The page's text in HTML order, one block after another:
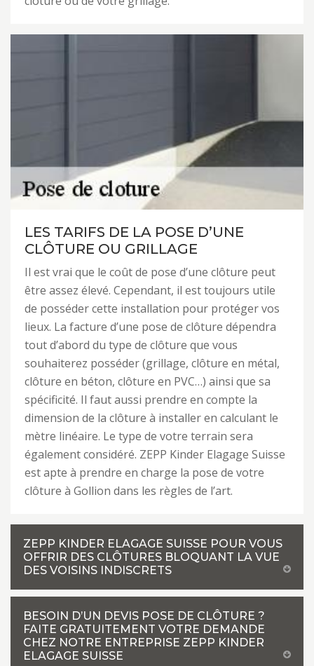
LES TARIFS DE LA POSE D’UNE
CLÔTURE OU GRILLAGE
Il est vrai que le coût de pose d’une clôture peut
être assez élevé. Cependant, il est toujours utile
de posséder cette installation pour protéger vos
lieux. La facture d’une pose de clôture dépendra
tout d’abord du type de clôture que vous
souhaiterez posséder (grillage, clôture en métal,
clôture en béton, clôture en PVC…) ainsi que sa
spécificité. Il faut aussi prendre en compte la
dimension de la clôture à installer en calculant le
mètre linéaire. Le type de votre terrain sera
également considéré. ZEPP Kinder Elagage Suisse
est apte à prendre en charge la pose de votre
clôture à Gollion dans les règles de l’art.
ZEPP KINDER ELAGAGE SUISSE POUR VOUS
OFFRIR DES CLÔTURES BLOQUANT LA VUE
DES VOISINS INDISCRETS
BESOIN D’UN DEVIS POSE DE CLÔTURE ?
FAITE GRATUITEMENT VOTRE DEMANDE
CHEZ NOTRE ENTREPRISE ZEPP KINDER
ELAGAGE SUISSE